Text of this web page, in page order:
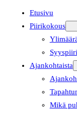
Etusivu
Piirikokous
Ajankohtaista
Mikä